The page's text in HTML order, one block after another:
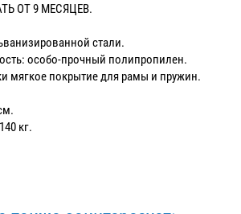
ОТ 9 МЕСЯЦЕВ.
стали.
особо-прочный полипропилен.
мягкое покрытие для рамы и пружин.
кг.